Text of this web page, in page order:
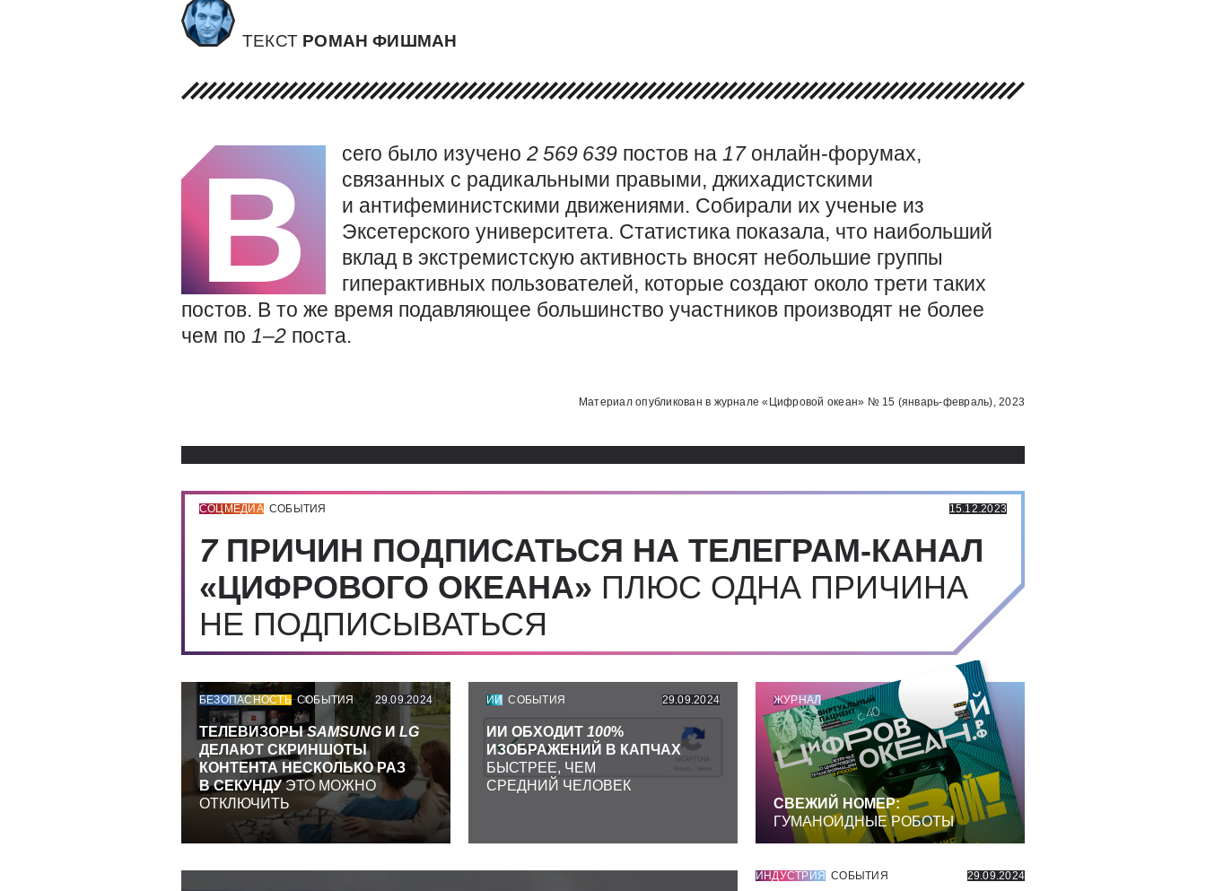
ТЕКСТ РОМАН ФИШМАН
В сего было изучено 2569 639 постов на 17 онлайн-форумах,
связанных с радикальными правыми, джихадистскими
и антифеминистскими движениями. Собирали их ученые из
Эксетерского университета. Статистика показала, что наибольший
вклад в экстремистскую активность вносят небольшие группы
гиперактивных пользователей, которые создают около трети таких
постов. В то же время подавляющее большинство участников производят не более
чем по 1–2 поста.
Использованные источники:
Материал опубликован в журнале «Цифровой океан» № 15 (январь-февраль), 2023
СОЦМЕДИА СОБЫТИЯ 15.12.2023
7 ПРИЧИН ПОДПИСАТЬСЯ НА ТЕЛЕГРАМ-КАНАЛ
«ЦИФРОВОГО ОКЕАНА» ПЛЮС ОДНА ПРИЧИНА
НЕ ПОДПИСЫВАТЬСЯ
БЕЗОПАСНОСТЬ СОБЫТИЯ 29.09.2024
ТЕЛЕВИЗОРЫSAMSUNG И LG
ДЕЛАЮТ СКРИНШОТЫ
КОНТЕНТА НЕСКОЛЬКО РАЗ
В СЕКУНДУЭТО МОЖНО
ОТКЛЮЧИТЬ
ИИ СОБЫТИЯ 29.09.2024
ИИ ОБХОДИТ 100%
ИЗОБРАЖЕНИЙ В КАПЧАХ
БЫСТРЕЕ, ЧЕМ
СРЕДНИЙ ЧЕЛОВЕК
ЖУРНАЛ
СВЕЖИЙ НОМЕР:
ГУМАНОИДНЫЕ РОБОТЫ
ИНДУСТРИЯ СОБЫТИЯ 29.09.2024